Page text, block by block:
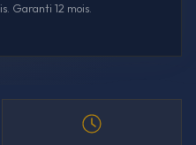
Garanti 12 mois.